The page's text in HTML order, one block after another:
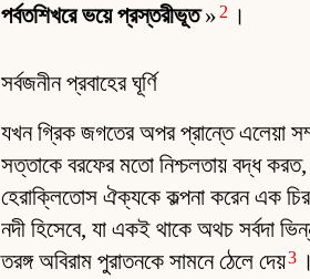
পর্বতশিখরে ভয়ে প্রস্তরীভূত» 2 ।
সর্বজনীন প্রবাহের ঘূর্ণি
যখন গ্রিক জগতের অপর প্রান্তে এলেয়া
সত্তাকে বরফের মতো নিশ্চলতায় বদ্ধ করত,
হেরাক্লিতোস ঐক্যকে কল্পনা করেন এক
নদী হিসেবে, যা একই থাকে অথচ সর্বদা
তরঙ্গ অবিরাম পুরাতনকে সামনে ঠেলে দেয়3 ।